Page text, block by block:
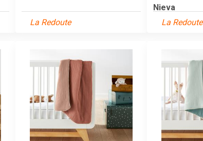
La Redoute
Nieva
La Redoute